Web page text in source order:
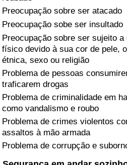
Preocupação sobre ser atacado
Preocupação sobe ser insultado
Preocupação sobre ser sujeito a
físico devido à sua cor de pele,
étnica, sexo ou religião
Problema de pessoas
traficarem drogas
Problema de criminalidade em
como vandalismo e roubo
Problema de crimes violentos
assaltos à mão armada
Problema de corrupção e
Indicador de Saúde
Indicador de Saúde por País
Poluição
Indicador de Poluição (Atual)
Índice de poluição
Indicador de Poluição por País
Trânsito